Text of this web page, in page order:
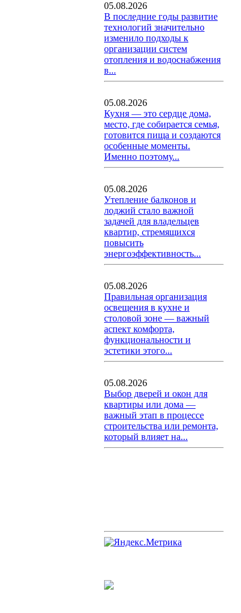
05.08.2026
В последние годы развитие
технологий значительно
изменило подходы к
организации систем
отопления и водоснабжения
в...
05.08.2026
Кухня — это сердце дома,
место, где собирается семья,
готовится пища и создаются
особенные моменты.
Именно поэтому...
05.08.2026
Утепление балконов и
лоджий стало важной
задачей для владельцев
квартир, стремящихся
повысить
энергоэффективность...
05.08.2026
Правильная организация
освещения в кухне и
столовой зоне — важный
аспект комфорта,
функциональности и
эстетики этого...
05.08.2026
Выбор дверей и окон для
квартиры или дома —
важный этап в процессе
строительства или ремонта,
который влияет на...